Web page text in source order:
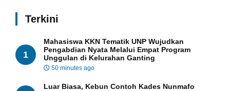
Terkini
1
Mahasiswa KKN Tematik UNP Wujudkan
Pengabdian Nyata Melalui Empat Program
Unggulan di Kelurahan Ganting
50 minutes ago
Luar Biasa, Kebun Contoh Kades Nunmafo